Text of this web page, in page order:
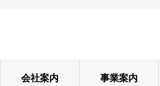
会社案内 事業案内